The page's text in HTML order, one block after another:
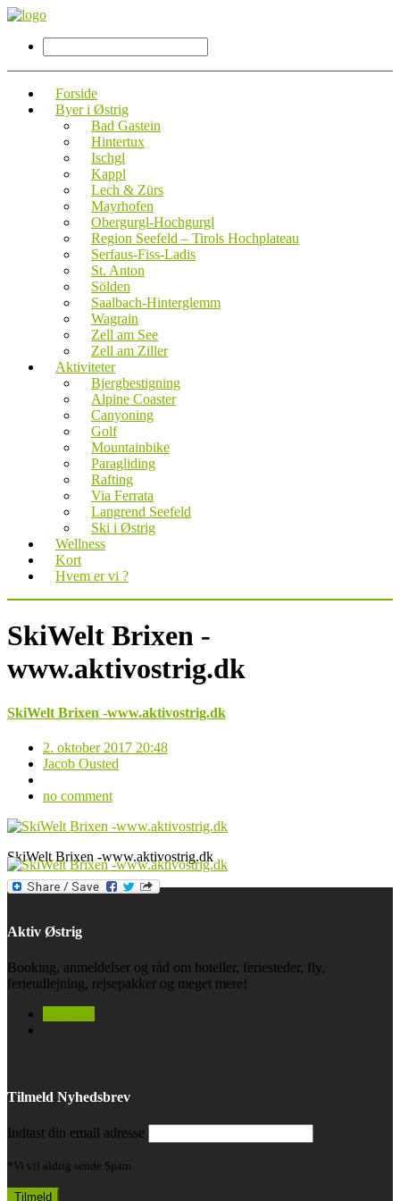
Forside
Byer i Østrig
Bad Gastein
Hintertux
Ischgl
Kappl
Lech & Zürs
Mayrhofen
Obergurgl-Hochgurgl
Region Seefeld – Tirols Hochplateau
Serfaus-Fiss-Ladis
St. Anton
Sölden
Saalbach-Hinterglemm
Wagrain
Zell am See
Zell am Ziller
Aktiviteter
Bjergbestigning
Alpine Coaster
Canyoning
Golf
Mountainbike
Paragliding
Rafting
Via Ferrata
Langrend Seefeld
Ski i Østrig
Wellness
Kort
Hvem er vi ?
SkiWelt Brixen -
www.aktivostrig.dk
SkiWelt Brixen -www.aktivostrig.dk
2. oktober 2017 20:48
Jacob Ousted
no comment
SkiWelt Brixen -www.aktivostrig.dk
Aktiv Østrig
Booking, anmeldelser og råd om hoteller, feriesteder, fly,
ferieudlejning, rejsepakker og meget mere!
Tilmeld Nyhedsbrev
Indtast din email adresse
*Vi vil aldrig sende Spam